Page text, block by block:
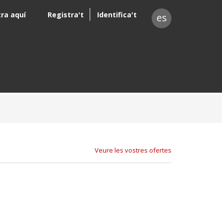
aquí Registra't Identifica't es
Veure les vostres ofertes